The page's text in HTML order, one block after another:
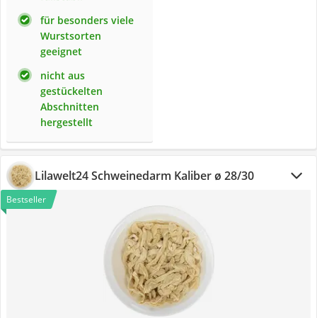
für besonders viele
Wurstsorten
geeignet
nicht aus
gestückelten
Abschnitten
hergestellt
Lilawelt24 Schweinedarm Kaliber ø 28/30
Bestseller